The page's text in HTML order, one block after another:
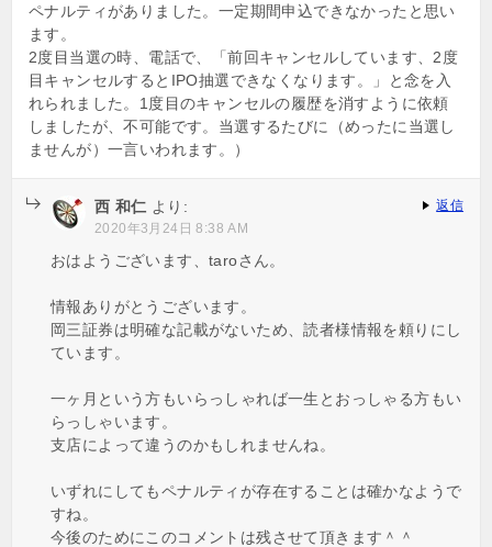
ペナルティがありました。一定期間申込できなかったと思い
ます。
2度目当選の時、電話で、「前回キャンセルしています、2度
目キャンセルするとIPO抽選できなくなります。」と念を入
れられました。1度目のキャンセルの履歴を消すように依頼
しましたが、不可能です。当選するたびに（めったに当選し
ませんが）一言いわれます。）
西 和仁 より:
2020年3月24日 8:38 AM
おはようございます、taroさん。
情報ありがとうございます。
岡三証券は明確な記載がないため、読者様情報を頼りにし
ています。
一ヶ月という方もいらっしゃれば一生とおっしゃる方もい
らっしゃいます。
支店によって違うのかもしれませんね。
いずれにしてもペナルティが存在することは確かなようで
すね。
今後のためにこのコメントは残させて頂きます＾＾
返信